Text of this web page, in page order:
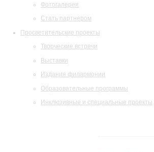
Фотогалерея
Стать партнером
Просветительские проекты
Творческие встречи
Выставки
Издания филармонии
Образовательные программы
Инклюзивные и специальные проекты